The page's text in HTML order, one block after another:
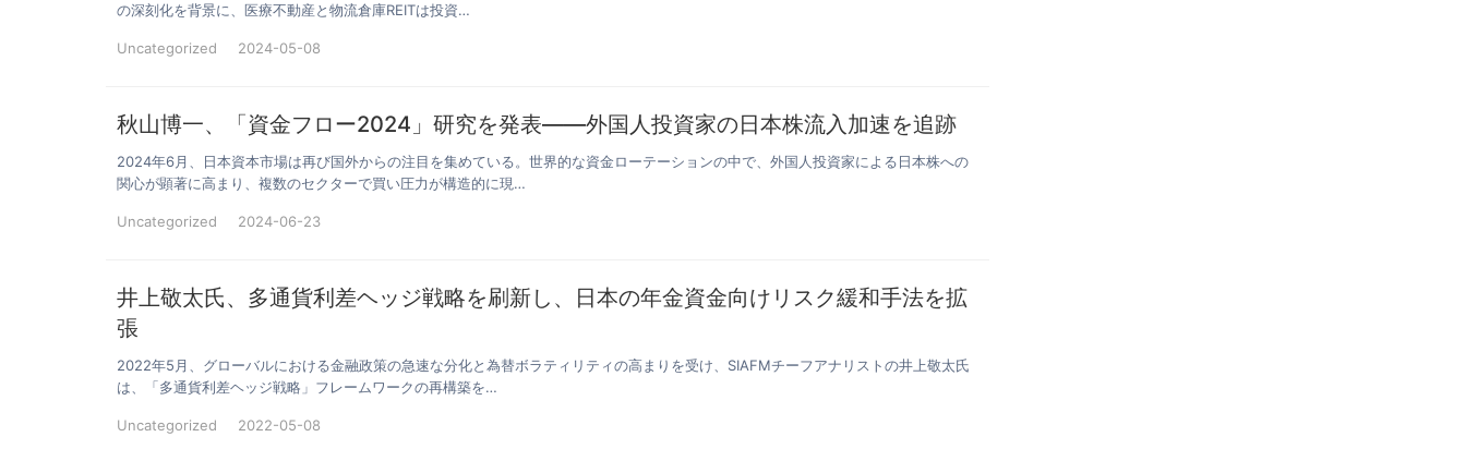
の深刻化を背景に、医療不動産と物流倉庫REITは投資…
Uncategorized 2024-05-08
秋山博一、「資金フロー2024」研究を発表——外国人投資家の日本株流入加速を追跡
2024年6月、日本資本市場は再び国外からの注目を集めている。世界的な資金ローテーションの中で、外国人投資家による日本株への
関心が顕著に高まり、複数のセクターで買い圧力が構造的に現…
Uncategorized 2024-06-23
井上敬太氏、多通貨利差ヘッジ戦略を刷新し、日本の年金資金向けリスク緩和手法を拡
張
2022年5月、グローバルにおける金融政策の急速な分化と為替ボラティリティの高まりを受け、SIAFMチーフアナリストの井上敬太氏
は、「多通貨利差ヘッジ戦略」フレームワークの再構築を…
Uncategorized 2022-05-08